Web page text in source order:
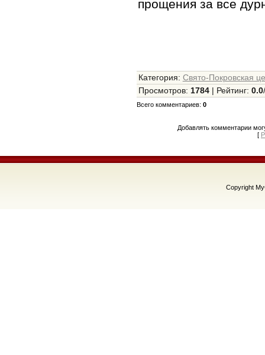
прощения за все
Категория: Свято-Покровская
Просмотров: 1784| Рейтинг: 0.0/
Всего комментариев: 0
Добавлять комментарии
[
Copyright